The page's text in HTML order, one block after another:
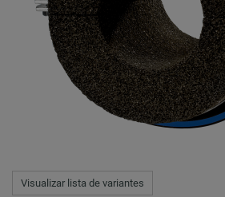
Visualizar lista de variantes